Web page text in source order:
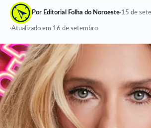
Por Editorial Folha do Noroeste·15 de
·Atualizado em 16 de setembro